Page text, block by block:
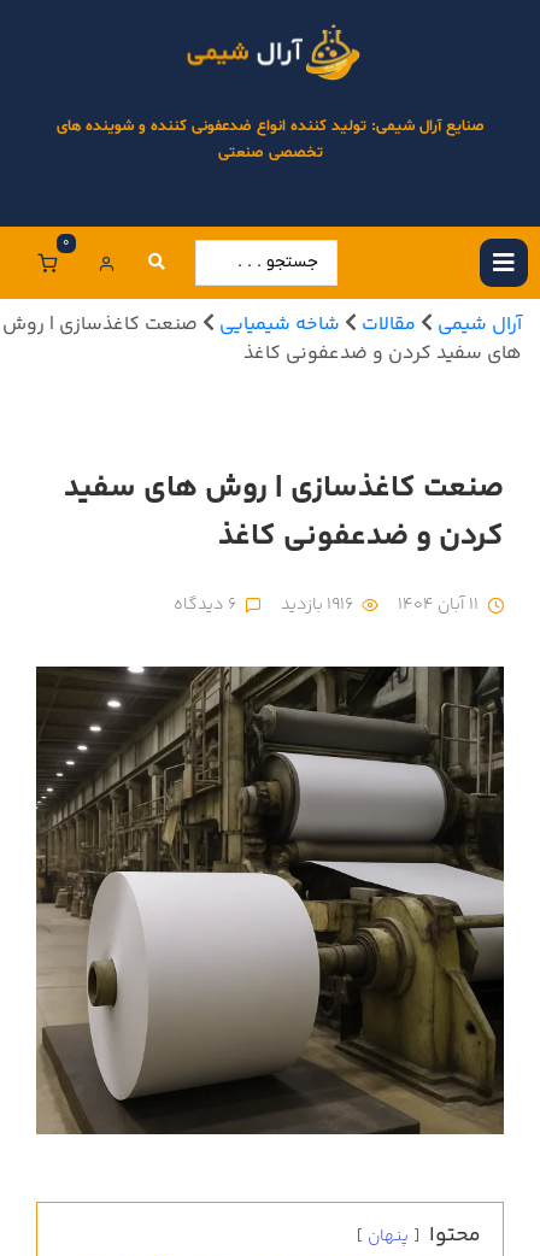
صنایع آرال شیمی: تولید کننده انواع ضدعفونی کننده و شوینده های
تخصصی صنعتی
0
آرال شیمی مقالات شاخه شیمیایی
صنعت کاغذسازی | روش
های سفید کردن و ضدعفونی کاغذ
صنعت کاغذسازی | روش های سفید
کردن و ضدعفونی کاغذ
محتوا پنهان